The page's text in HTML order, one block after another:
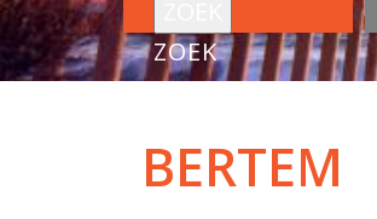
ZOEK
BERTEM